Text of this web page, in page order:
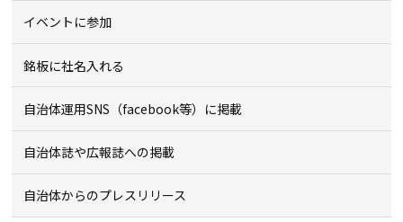
イベントに参加
銘板に社名入れる
自治体運用SNS（facebook等）に掲載
自治体誌や広報誌への掲載
自治体からのプレスリリース